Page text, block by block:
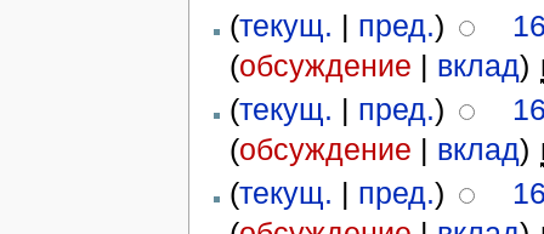
(текущ. | пред.)
(обсуждение | вклад)
(текущ. | пред.)
(обсуждение | вклад)
(текущ. | пред.)